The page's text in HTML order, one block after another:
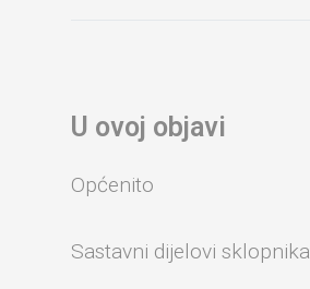
U ovoj objavi
Općenito
Sastavni dijelovi sklopnika